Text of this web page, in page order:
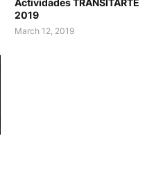
2019
March 12, 2019